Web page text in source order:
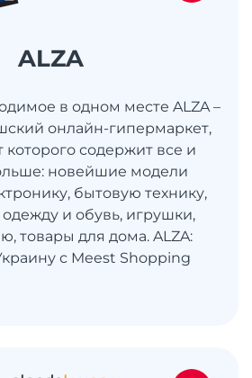
ALZA
в одном месте ALZA –
онлайн-гипермаркет,
которого содержит все и
новейшие модели
бытовую технику,
и обувь, игрушки,
товары для дома. ALZA:
с Meest Shopping